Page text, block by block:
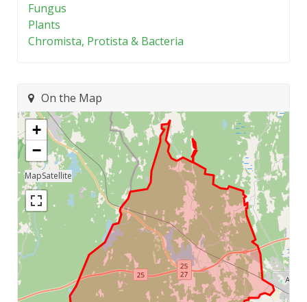
Fungus
Plants
Chromista, Protista & Bacteria
On the Map
+
−